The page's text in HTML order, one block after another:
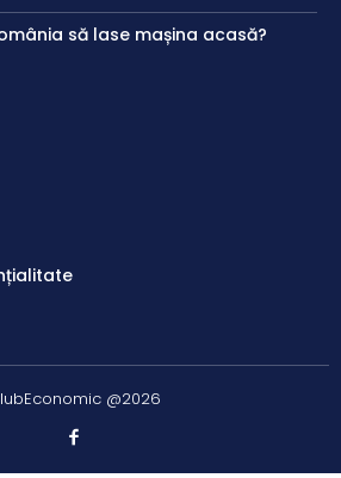
să lase mașina acasă?
@2026